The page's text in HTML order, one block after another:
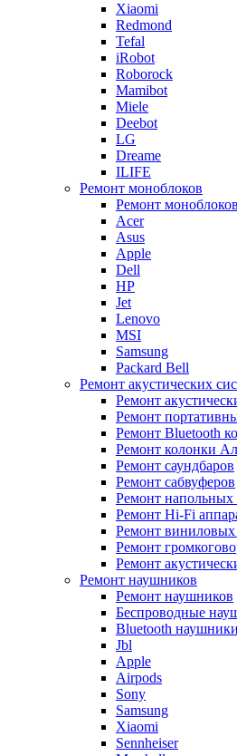
Xiaomi
Redmond
Tefal
iRobot
Roborock
Mamibot
Miele
Deebot
LG
Dreame
ILIFE
Ремонт моноблоков
Ремонт моноблоков
Acer
Asus
Apple
Dell
HP
Jet
Lenovo
MSI
Samsung
Packard Bell
Ремонт акустических
Ремонт
Ремонт
Ремонт Bluetooth
Ремонт колонки
Ремонт саундбаров
Ремонт сабвуферов
Ремонт напольных
Ремонт Hi-Fi
Ремонт виниловых
Ремонт
Ремонт
Ремонт наушников
Ремонт наушников
Беспроводные
Bluetooth наушники
Jbl
Apple
Airpods
Sony
Samsung
Xiaomi
Sennheiser